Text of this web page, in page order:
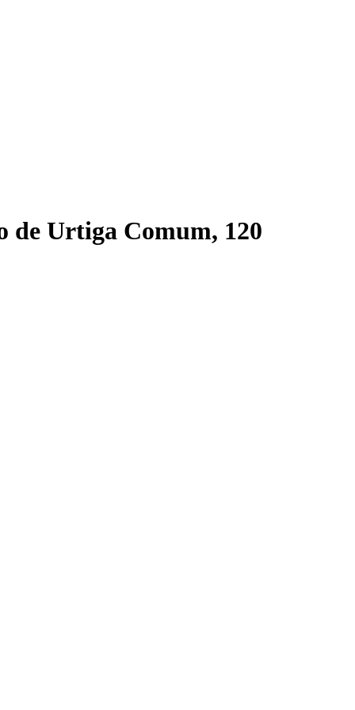
de Urtiga Comum, 120